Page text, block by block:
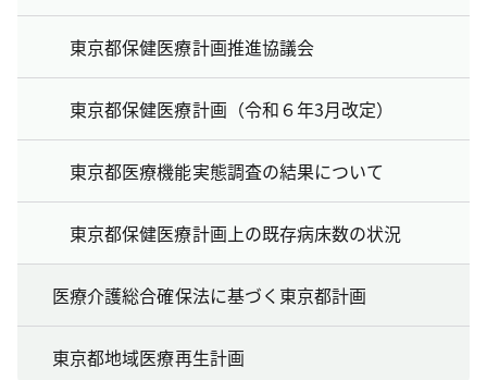
東京都保健医療計画推進協議会
東京都保健医療計画（令和６年3月改定）
東京都医療機能実態調査の結果について
東京都保健医療計画上の既存病床数の状況
医療介護総合確保法に基づく東京都計画
東京都地域医療再生計画